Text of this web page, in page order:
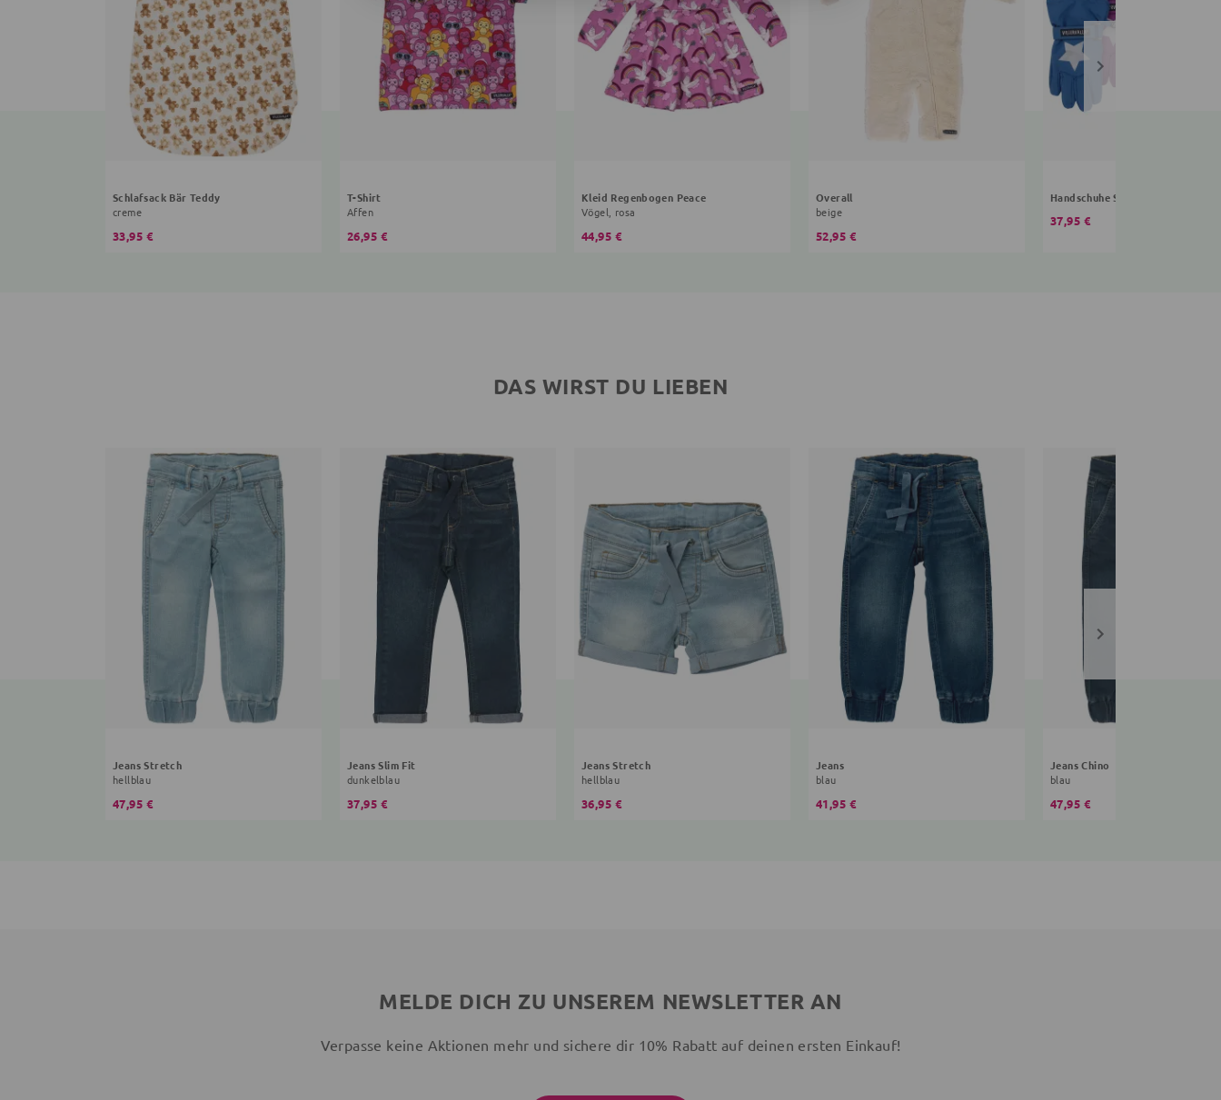
Schlafsack Bär Teddy
creme
33,95 €
T-Shirt
Affen
26,95 €
Kleid Regenbogen Peace
Vögel, rosa
44,95 €
Overall
beige
52,95 €
Handschuhe Sterne
37,95 €
DAS WIRST DU LIEBEN
Jeans Stretch
hellblau
47,95 €
Jeans Slim Fit
dunkelblau
37,95 €
Jeans Stretch
hellblau
36,95 €
Jeans
blau
41,95 €
Jeans Chino
blau
47,95 €
MELDE DICH ZU UNSEREM NEWSLETTER AN
Verpasse keine Aktionen mehr und sichere dir 10% Rabatt auf deinen ersten Einkauf!